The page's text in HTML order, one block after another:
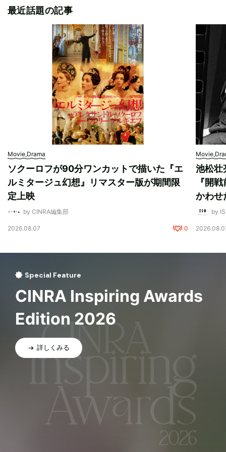
最近話題の記事
Movie,Drama
ソクーロフが90分ワンカットで描いた『エ
ルミタージュ幻想』リマスター版が期間限
定上映
by CINRA編集部
2026.08.07 0
池松壮
『開
かわせ
by
Special Feature
CINRA Inspiring Awards
Edition 2026
詳しくみる